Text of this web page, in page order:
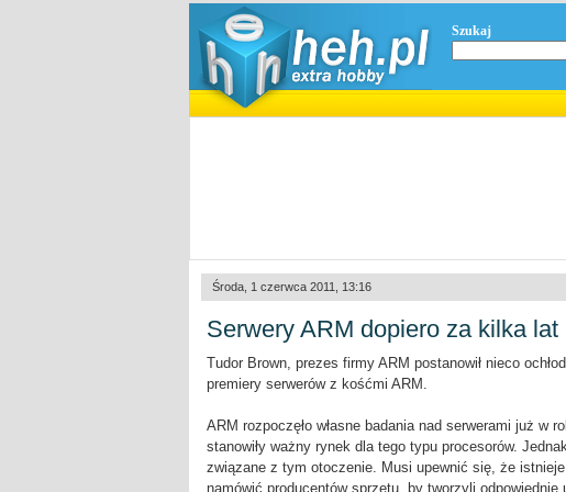
Szukaj
Środa, 1 czerwca 2011, 13:16
Serwery ARM dopiero za kilka lat
Tudor Brown, prezes firmy ARM postanowił nieco
premiery serwerów z kośćmi ARM.
ARM rozpoczęło własne badania nad serwerami już w
stanowiły ważny rynek dla tego typu procesorów.
związane z tym otoczenie. Musi upewnić się, że
namówić producentów sprzętu, by tworzyli odpowiednie